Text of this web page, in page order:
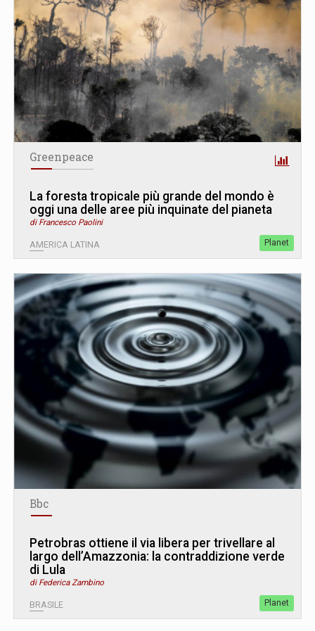
Greenpeace
La foresta tropicale più grande del mondo è
oggi una delle aree più inquinate del pianeta
di Francesco Paolini
AMERICA LATINA Planet
Bbc
Petrobras ottiene il via libera per trivellare al
largo dell’Amazzonia: la contraddizione verde
di Lula
di Federica Zambino
BRASILE Planet